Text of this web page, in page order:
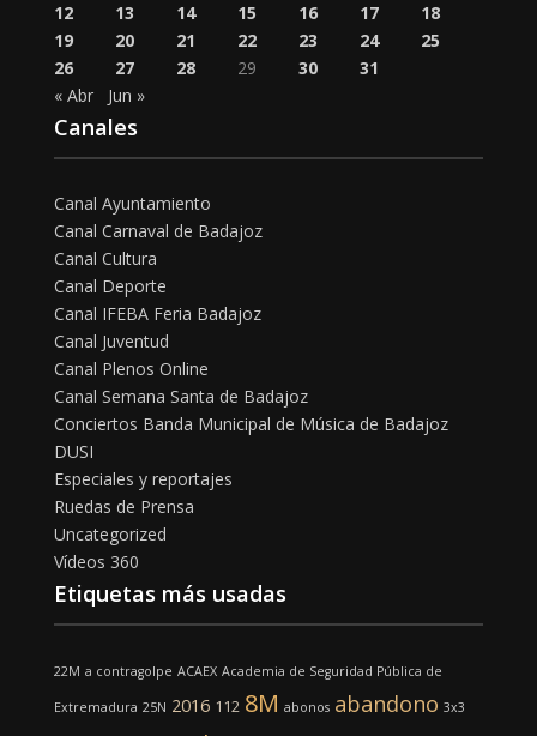
12
13 14 15 16 17
18
19
20 21 22 23 24
25
26
27 28 29 30
31
« Abr
Jun »
Canales
Canal Ayuntamiento
Canal Carnaval de Badajoz
Canal Cultura
Canal Deporte
Canal IFEBA Feria Badajoz
Canal Juventud
Canal Plenos Online
Canal Semana Santa de Badajoz
Conciertos Banda Municipal de Música de Badajoz
DUSI
Especiales y reportajes
Ruedas de Prensa
Uncategorized
Vídeos 360
Etiquetas más usadas
22M a contragolpe ACAEX Academia de Seguridad Pública de
Extremadura 25N 2016 112 8M abonos abandono 3x3